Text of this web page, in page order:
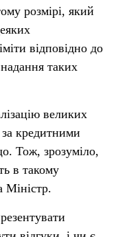
розмірі, який
відповідно до
таких
великих
кредитними
Тож, зрозуміло,
в такому
Міністр.